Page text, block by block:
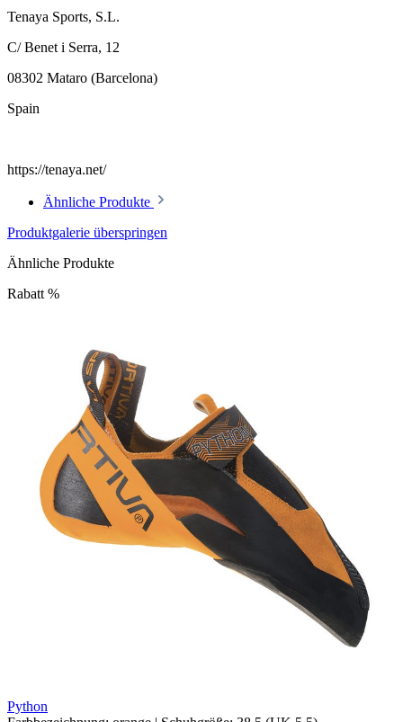
Tenaya Sports, S.L.
C/ Benet i Serra, 12
08302 Mataro (Barcelona)
Spain
https://tenaya.net/
Ähnliche Produkte
Produktgalerie überspringen
Ähnliche Produkte
Rabatt %
Python